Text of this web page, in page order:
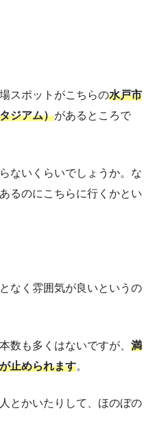
スポットがこちらの水戸市
ジアム）があるところで
ないくらいでしょうか。な
るのにこちらに行くかとい
なく雰囲気が良いというの
数も多くはないですが、 満
止められます。
とかいたりして、ほのぼの